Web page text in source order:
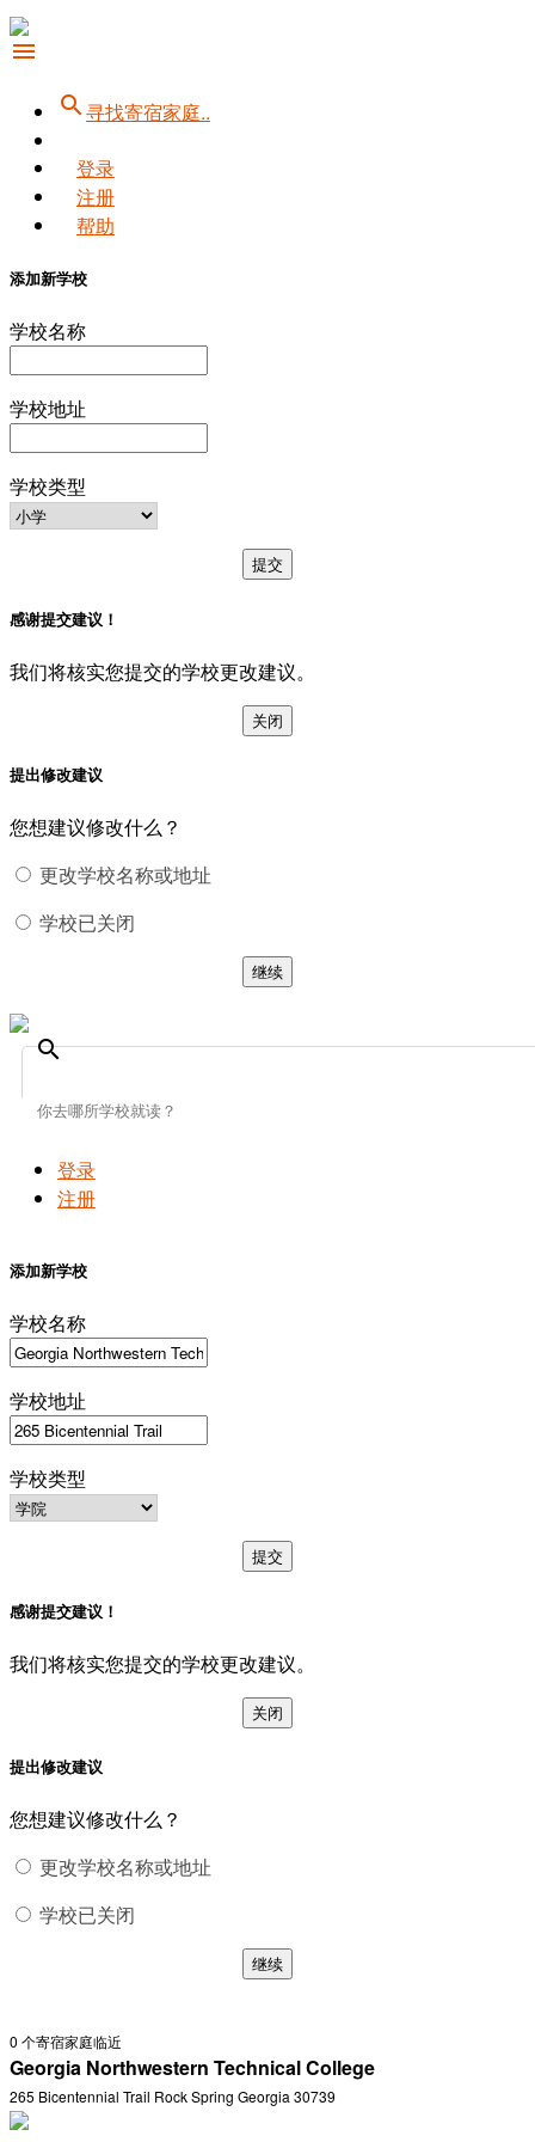
menu
search寻找寄宿家庭..
登录
注册
帮助
添加新学校
学校名称
学校地址
学校类型
提交
感谢提交建议！
我们将核实您提交的学校更改建议。
关闭
提出修改建议
您想建议修改什么？
更改学校名称或地址
学校已关闭
继续
search
登录
注册
添加新学校
学校名称
学校地址
学校类型
提交
感谢提交建议！
我们将核实您提交的学校更改建议。
关闭
提出修改建议
您想建议修改什么？
更改学校名称或地址
学校已关闭
继续
0 个寄宿家庭临近
Georgia Northwestern Technical College
265 Bicentennial Trail Rock Spring Georgia 30739